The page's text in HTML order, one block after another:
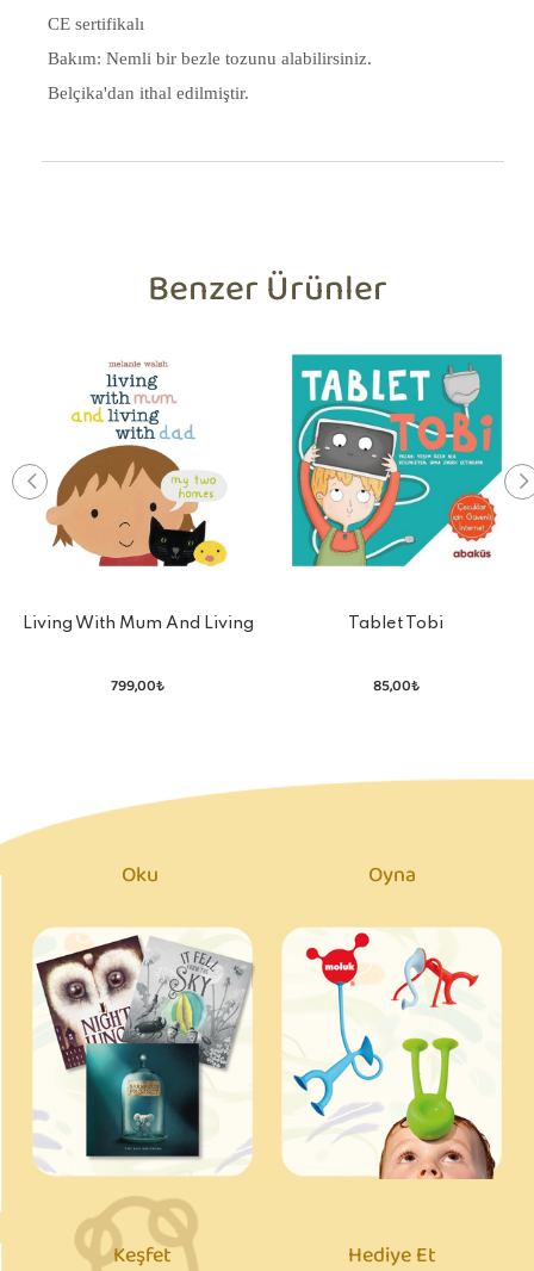
CE sertifikalı
Bakım: Nemli bir bezle tozunu alabilirsiniz.
Belçika'dan ithal edilmiştir.
Benzer Ürünler
Living With Mum And Living
799,00₺
Tablet Tobi
85,00₺
Oku Oyna
Keşfet Hediye Et